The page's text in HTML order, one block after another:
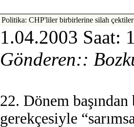
Politika: CHP'liler birbirlerine silah çektiler
1.04.2003 Saat:
Gönderen::
22. Dönem
gerekçesiyle